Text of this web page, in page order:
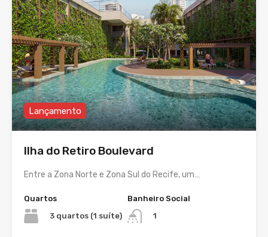
Lançamento
Ilha do Retiro Boulevard
Entre a Zona Norte e Zona Sul do Recife, um…
Quartos
3 quartos (1 suíte)
Banheiro Social
1